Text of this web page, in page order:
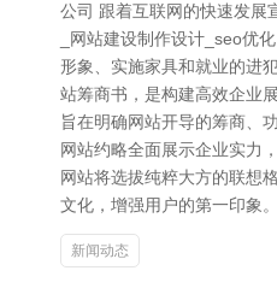
公司 跟着互联网的快速发展
_网站建设制作设计_seo优
形象、实施家具和就业的进
站筹商书，是构建高效企业
旨在明确网站开导的筹商、
网站约略全面展示企业实力
网站将选拔纯粹大方的联想
文化，增强用户的第一印象
新闻动态